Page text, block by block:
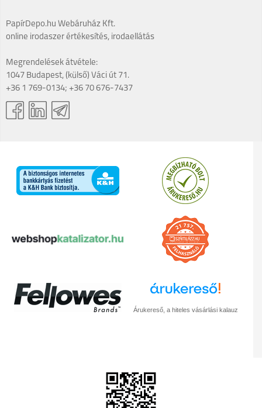
PapírDepo.hu Webáruház Kft.
online irodaszer értékesítés, irodaellátás
Megrendelések átvétele:
1047 Budapest, (külső) Váci út 71.
+36 1 769-0134; +36 70 676-7437
Árukereső, a hiteles vásárlási kalauz